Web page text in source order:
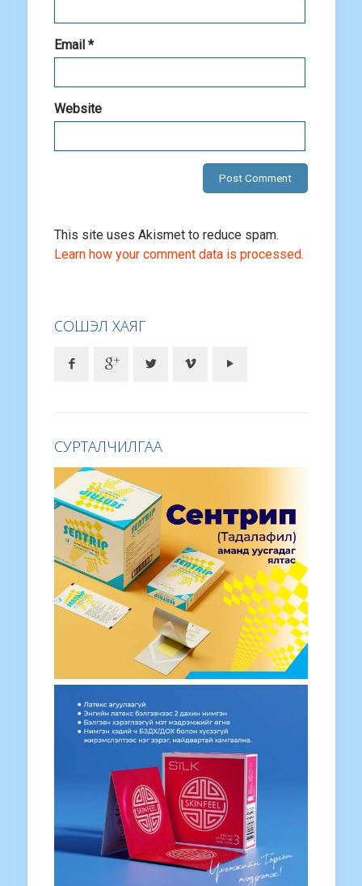
Email *
Website
This site uses Akismet to reduce spam.
Learn how your comment data is processed.
СОШЭЛ ХАЯГ
СУРТАЛЧИЛГАА